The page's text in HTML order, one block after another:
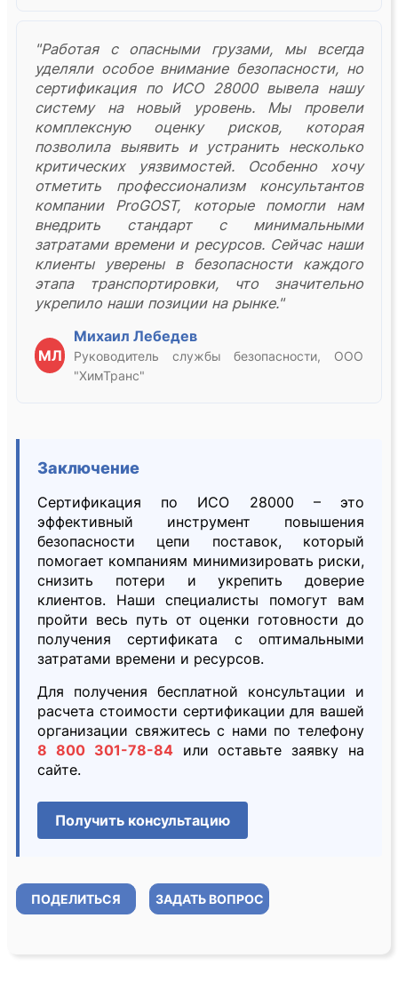
"Работая с опасными грузами, мы всегда
уделяли особое внимание безопасности, но
сертификация по ИСО 28000 вывела нашу
систему на новый уровень. Мы провели
комплексную оценку рисков, которая
позволила выявить и устранить несколько
критических уязвимостей. Особенно хочу
отметить профессионализм консультантов
компании ProGOST, которые помогли нам
внедрить стандарт с минимальными
затратами времени и ресурсов. Сейчас наши
клиенты уверены в безопасности каждого
этапа транспортировки, что значительно
укрепило наши позиции на рынке."
МЛ
Михаил Лебедев
Руководитель службы безопасности, ООО
"ХимТранс"
Заключение
Сертификация по ИСО 28000 – это
эффективный инструмент повышения
безопасности цепи поставок, который
помогает компаниям минимизировать риски,
снизить потери и укрепить доверие
клиентов. Наши специалисты помогут вам
пройти весь путь от оценки готовности до
получения сертификата с оптимальными
затратами времени и ресурсов.
Для получения бесплатной консультации и
расчета стоимости сертификации для вашей
организации свяжитесь с нами по телефону
8 800 301-78-84или оставьте заявку на
сайте.
Получить консультацию
ПОДЕЛИТЬСЯ ЗАДАТЬ ВОПРОС